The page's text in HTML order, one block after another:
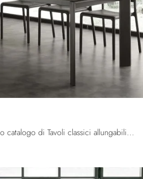
Clicca e scopri un ricco catalogo di Tavoli classici allungabili da pranzo! Il modello Ceramique di La Seggiola ti attende.